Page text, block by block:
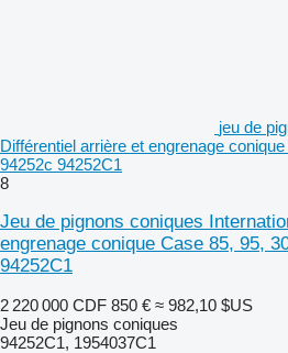
jeu de
Différentiel arrière et engrenage
94252c 94252C1
8
Jeu de pignons coniques
engrenage conique Case 85, 95,
94252C1
2 220 000 CDF 850 € ≈ 982,10 $US
Jeu de pignons coniques
94252C1, 1954037C1